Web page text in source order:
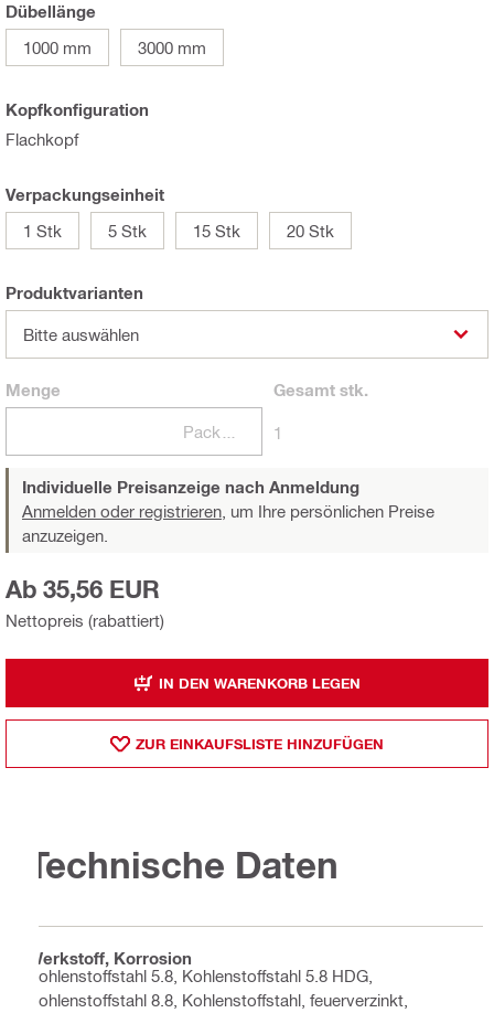
Dübellänge
1000 mm
3000 mm
Kopfkonfiguration
Flachkopf
Verpackungseinheit
1 Stk
5 Stk 15 Stk 20 Stk
Produktvarianten
Bitte auswählen
Menge Gesamtstk.
1
Individuelle Preisanzeige nach Anmeldung
Anmelden oder registrieren, um Ihre persönlichen Preise
anzuzeigen.
Nettopreis (rabattiert)
Ab 35,56 EUR
IN DEN WARENKORB LEGEN
ZUR EINKAUFSLISTE HINZUFÜGEN
Technische Daten
Werkstoff, Korrosion
Kohlenstoffstahl 5.8, Kohlenstoffstahl 5.8 HDG,
Kohlenstoffstahl 8.8, Kohlenstoffstahl, feuerverzinkt,